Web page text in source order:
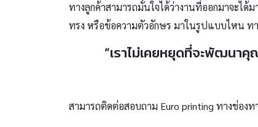
ทางลูกค้าสามารถมั่นใจได้ว่างานที่ออกมาจะได้
ทรง หรือข้อความตัวอักษร มาในรูปแบบไหน ท
”เราไม่เคยหยุดที่จะพัฒนา
สามารถติดต่อสอบถาม Euro printing ทางช่องท